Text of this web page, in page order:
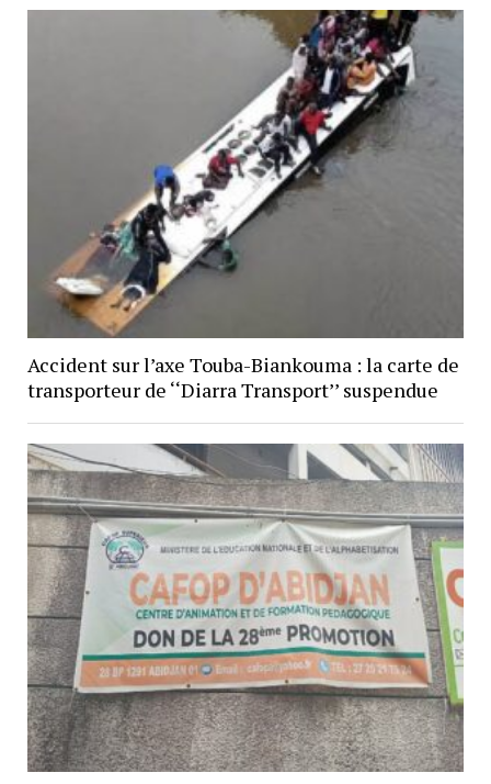
Accident sur l’axe Touba-Biankouma : la carte de
transporteur de ‘‘Diarra Transport’’ suspendue